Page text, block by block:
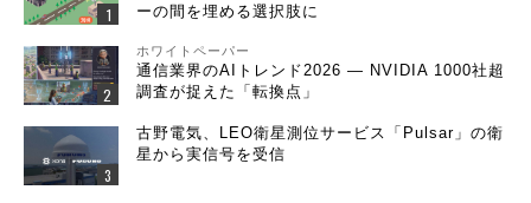
ーの間を埋める選択肢に
ホワイトペーパー
通信業界のAIトレンド2026 ― NVIDIA 1000社超
調査が捉えた「転換点」
古野電気、LEO衛星測位サービス「Pulsar」の衛
星から実信号を受信